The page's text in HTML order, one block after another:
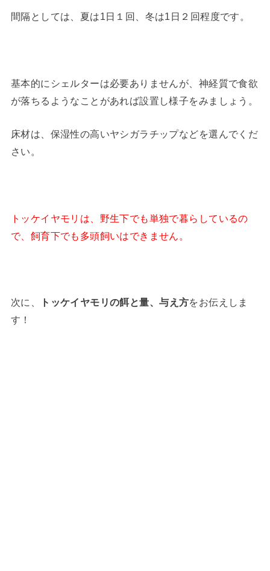
間隔としては、夏は1日１回、冬は1日２回程度です。
基本的にシェルターは必要ありませんが、神経質で食欲
が落ちるようなことがあれば設置し様子をみましょう。
床材は、保湿性の高いヤシガラチップなどを選んでくだ
さい。
トッケイヤモリは、野生下でも単独で暮らしているの
で、飼育下でも多頭飼いはできません。
次に、 トッケイヤモリの餌と量、与え方をお伝えしま
す！